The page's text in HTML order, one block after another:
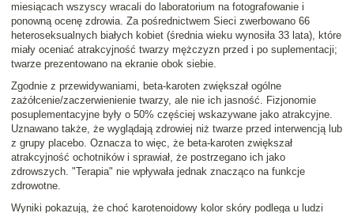
miesiącach wszyscy wracali do laboratorium na fotografowanie i
ponowną ocenę zdrowia. Za pośrednictwem Sieci zwerbowano 66
heteroseksualnych białych kobiet (średnia wieku wynosiła 33 lata), które
miały oceniać atrakcyjność twarzy mężczyzn przed i po suplementacji;
twarze prezentowano na ekranie obok siebie.
Zgodnie z przewidywaniami, beta-karoten zwiększał ogólne
zażółcenie/zaczerwienienie twarzy, ale nie ich jasność. Fizjonomie
posuplementacyjne były o 50% częściej wskazywane jako atrakcyjne.
Uznawano także, że wyglądają zdrowiej niż twarze przed interwencją lub
z grupy placebo. Oznacza to więc, że beta-karoten zwiększał
atrakcyjność ochotników i sprawiał, że postrzegano ich jako
zdrowszych. "Terapia" nie wpływała jednak znacząco na funkcje
zdrowotne.
Wyniki pokazują, że choć karotenoidowy kolor skóry podlega u ludzi